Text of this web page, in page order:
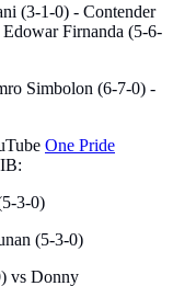
(3-1-0) - Contender
Firnanda (5-6-
Simbolon (6-7-0) -
One Pride
3-0)
(5-3-0)
vs Donny